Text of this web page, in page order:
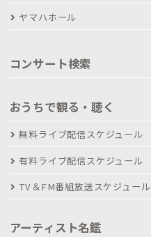
ヤマハホール
コンサート検索
おうちで観る・聴く
無料ライブ配信スケジュール
有料ライブ配信スケジュール
TV＆FM番組放送スケジュール
アーティスト名鑑